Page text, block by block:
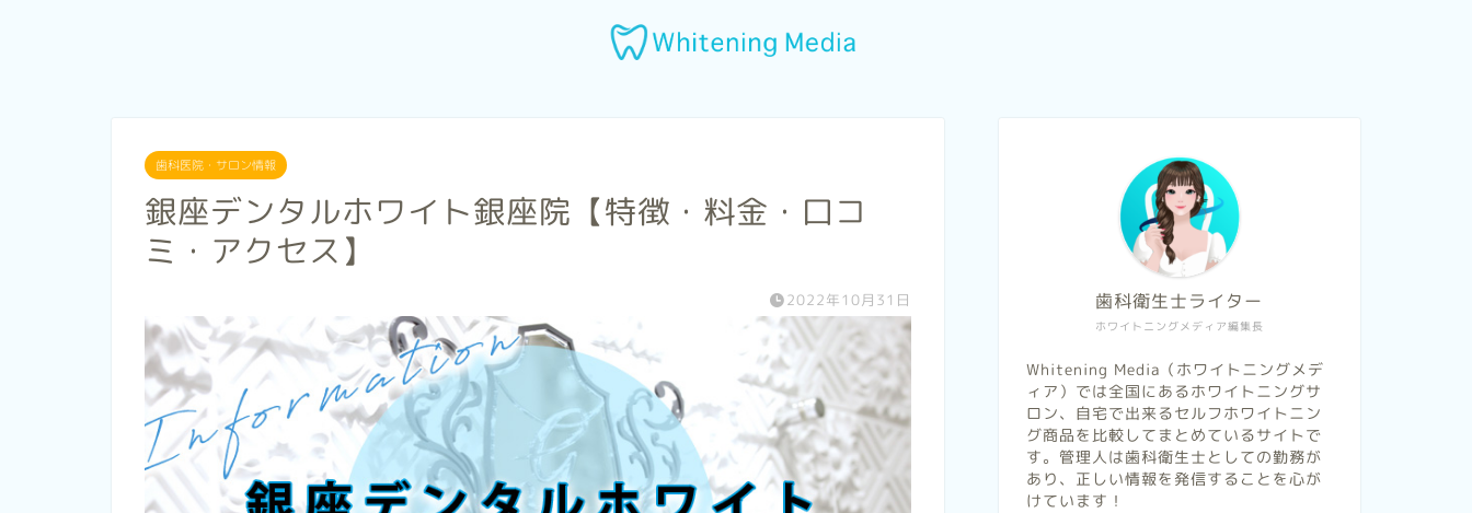
歯科医院・サロン情報
銀座デンタルホワイト銀座院【特徴・料金・口コ
ミ・アクセス】
2022年10月31日
ホワイトニングメディア編集長
歯科衛生士ライター
Whitening Media（ホワイトニングメデ
ィア）では全国にあるホワイトニングサ
ロン、自宅で出来るセルフホワイトニン
グ商品を比較してまとめているサイトで
す。管理人は歯科衛生士としての勤務が
あり、正しい情報を発信することを心が
けています！